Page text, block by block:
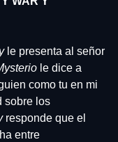
como tu en mi
sobre los
responde que el
entre